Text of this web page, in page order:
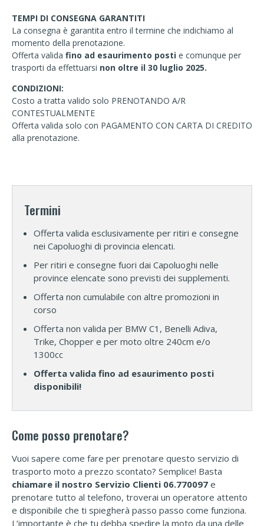
TEMPI DI CONSEGNA GARANTITI
La consegna è garantita entro il termine che indichiamo al
momento della prenotazione.
Offerta valida fino ad esaurimento posti e comunque per
trasporti da effettuarsi non oltre il 30 luglio 2025.
CONDIZIONI:
Costo a tratta valido solo PRENOTANDO A/R
CONTESTUALMENTE
Offerta valida solo con PAGAMENTO CON CARTA DI CREDITO
alla prenotazione.
Termini
Offerta valida esclusivamente per ritiri e consegne
nei Capoluoghi di provincia elencati.
Per ritiri e consegne fuori dai Capoluoghi nelle
province elencate sono previsti dei supplementi.
Offerta non cumulabile con altre promozioni in
corso
Offerta non valida per BMW C1, Benelli Adiva,
Trike, Chopper e per moto oltre 240cm e/o
1300cc
Offerta valida fino ad esaurimento posti
disponibili!
Come posso prenotare?
Vuoi sapere come fare per prenotare questo servizio di
trasporto moto a prezzo scontato? Semplice! Basta
chiamare il nostro Servizio Clienti 06.770097 e
prenotare tutto al telefono, troverai un operatore attento
e disponibile che ti spiegherà passo passo come funziona.
L’importante è che tu debba spedire la moto da una delle